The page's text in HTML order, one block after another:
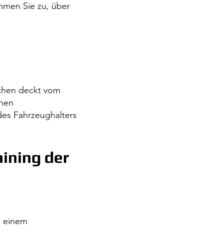
Sie zu, über
deckt vom
Fahrzeughalters
der
einem